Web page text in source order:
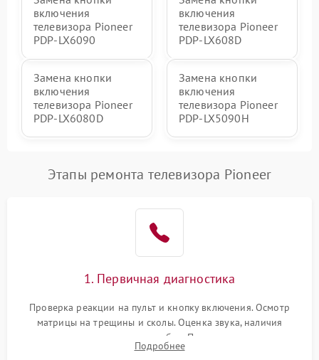
включения
телевизора Pioneer
PDP-LX6090
включения
телевизора Pioneer
PDP-LX608D
Замена кнопки
включения
телевизора Pioneer
PDP-LX6080D
Замена кнопки
включения
телевизора Pioneer
PDP-LX5090H
Этапы ремонта телевизора Pioneer
1. Первичная диагностика
Проверка реакции на пульт и кнопку включения. Осмотр
матрицы на трещины и сколы. Оценка звука, наличия
подсветки и индикаторов ошибок. Подключение тестовых
источников сигнала для выявления симптомов поломки.
Подробнее